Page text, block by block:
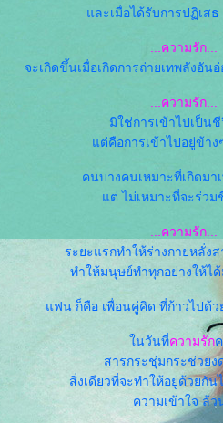
ละเมื่อได้รับการปฏิเส
...ความรัก...
จะเกิดขึ้นเมื่อเกิดการถ่ายเทพลังอั
...ความรัก...
มิใช่การเข้าไปเป็นชี
ต่คือการเข้าไปอยู่ข้าง
คนบางคนเหมาะที่เกิดมา
ต่ ไม่เหมาะที่จะร่ว
...ความรัก...
ระยะแรกทำให้ร่างกายหลั่ง
ทำให้มนุษย์ทำทุกอย่างให้ไ
ฟน ก็คือ เพื่อนคู่คิด ที่ก้าวไปด้ว
นวันที่ความรัก
สารกระชุ่มกระช่วยง
สิ่งเดียวที่จะทำให้อยู่ด้วยกั
ความเข้าใจ ล้ว